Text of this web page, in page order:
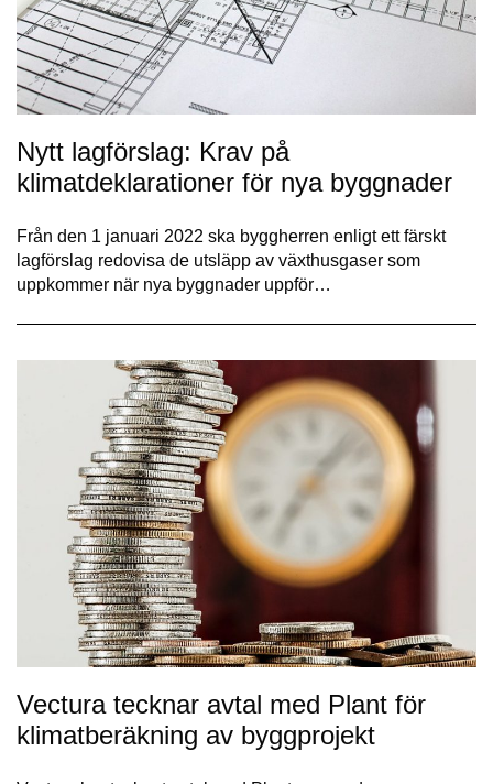
Nytt lagförslag: Krav på
klimatdeklarationer för nya byggnader
Från den 1 januari 2022 ska byggherren enligt ett färskt
lagförslag redovisa de utsläpp av växthusgaser som
uppkommer när nya byggnader uppför…
Vectura tecknar avtal med Plant för
klimatberäkning av byggprojekt